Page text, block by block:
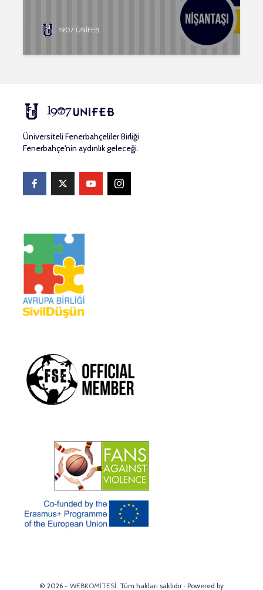
1907 ÜNİFEB
Üniversiteli Fenerbahçeliler Birliği
Fenerbahçe'nin aydınlık geleceği.
© 2026 - WEBKOMİTESİ. Tüm hakları saklıdır · Powered by